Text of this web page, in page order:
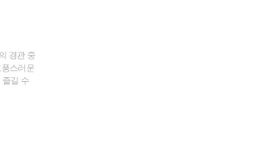
경관 중
스러운
즐길 수